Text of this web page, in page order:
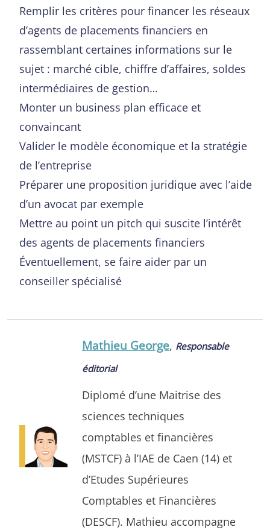
Remplir les critères pour financer les réseaux
d’agents de placements financiers en
rassemblant certaines informations sur le
sujet : marché cible, chiffre d’affaires, soldes
intermédiaires de gestion…
Monter un business plan efficace et
convaincant
Valider le modèle économique et la stratégie
de l’entreprise
Préparer une proposition juridique avec l’aide
d’un avocat par exemple
Mettre au point un pitch qui suscite l’intérêt
des agents de placements financiers
Éventuellement, se faire aider par un
conseiller spécialisé
Mathieu George, Responsable
éditorial
Diplomé d’une Maitrise des
sciences techniques
comptables et financières
(MSTCF) à l’IAE de Caen (14) et
d’Etudes Supérieures
Comptables et Financières
(DESCF). Mathieu accompagne